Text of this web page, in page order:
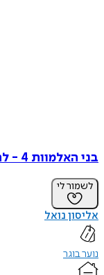
בני האלמוות 4 - להבה אפלה
לשמור לי
אליסון נואל
נוער בוגר